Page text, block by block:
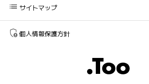
list サイトマップ
admin_panel_settings 個人情報保護方針